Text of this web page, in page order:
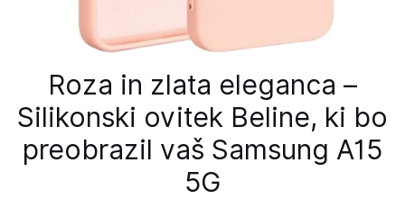
Roza in zlata eleganca –
Silikonski ovitek Beline, ki bo
preobrazil vaš Samsung A15
5G